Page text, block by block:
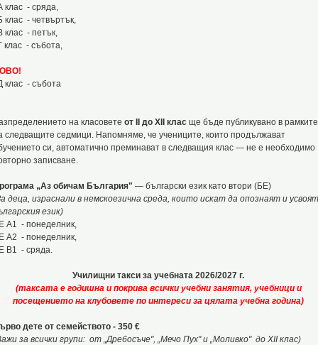
А клас - сряда,
Б клас - четвъртък,
В клас - петък,
Г клас - събота,
Д клас - събота
на класовете от II до XII клас ще бъде публикувано в рамките
следващите седмици. Напомняме, че учениците, които продължават
си, автоматично преминават в следващия клас — не е необходимо
записване.
„Аз обичам България" — български език като втори (БЕ)
деца, израснали в немскоезична среда, които искат да опознаят и
език)
А1 - понеделник,
А2 - понеделник,
В1 - сряда.
Училищни такси за учебната 2026/2027 г.
(таксата е годишна и покрива всички учебни занятия, учебници и
посещението на клубовете по интереси за цялата учебна година)
дете от семейството - 350 €
за всички групи: от „Дребосъче", „Мечо Пух" и „Моливко" до XII клас)